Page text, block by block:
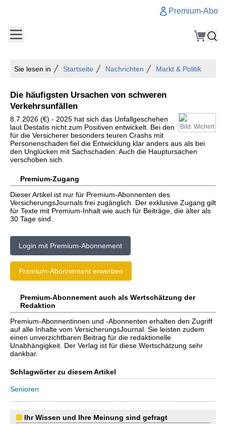
Premium-Abo
Sie lesen in Startseite Nachrichten Markt & Politik
Die häufigsten Ursachen von schweren
Verkehrsunfällen
Bild: Wichert
8.7.2026 (€) - 2025 hat sich das Unfallgeschehen
laut Destatis nicht zum Positiven entwickelt. Bei den
für die Versicherer besonders teuren Crashs mit
Personenschaden fiel die Entwicklung klar anders aus als bei
den Unglücken mit Sachschaden. Auch die Hauptursachen
verschoben sich.
Premium-Zugang
Dieser Artikel ist nur für Premium-Abonnenten des
VersicherungsJournals frei zugänglich. Der exklusive Zugang gilt
für Texte mit Premium-Inhalt wie auch für Beiträge, die älter als
30 Tage sind.
Login mit Premium-Abonnement
Premium-Abonnement erwerben
Premium-Abonnement auch als Wertschätzung der
Redaktion
Premium-Abonnentinnen und -Abonnenten erhalten den Zugriff
auf alle Inhalte vom VersicherungsJournal. Sie leisten zudem
einen unverzichtbaren Beitrag für die redaktionelle
Unabhängigkeit. Der Verlag ist für diese Wertschätzung sehr
dankbar.
Schlagwörter zu diesem Artikel
Senioren
Ihr Wissen und Ihre Meinung sind gefragt